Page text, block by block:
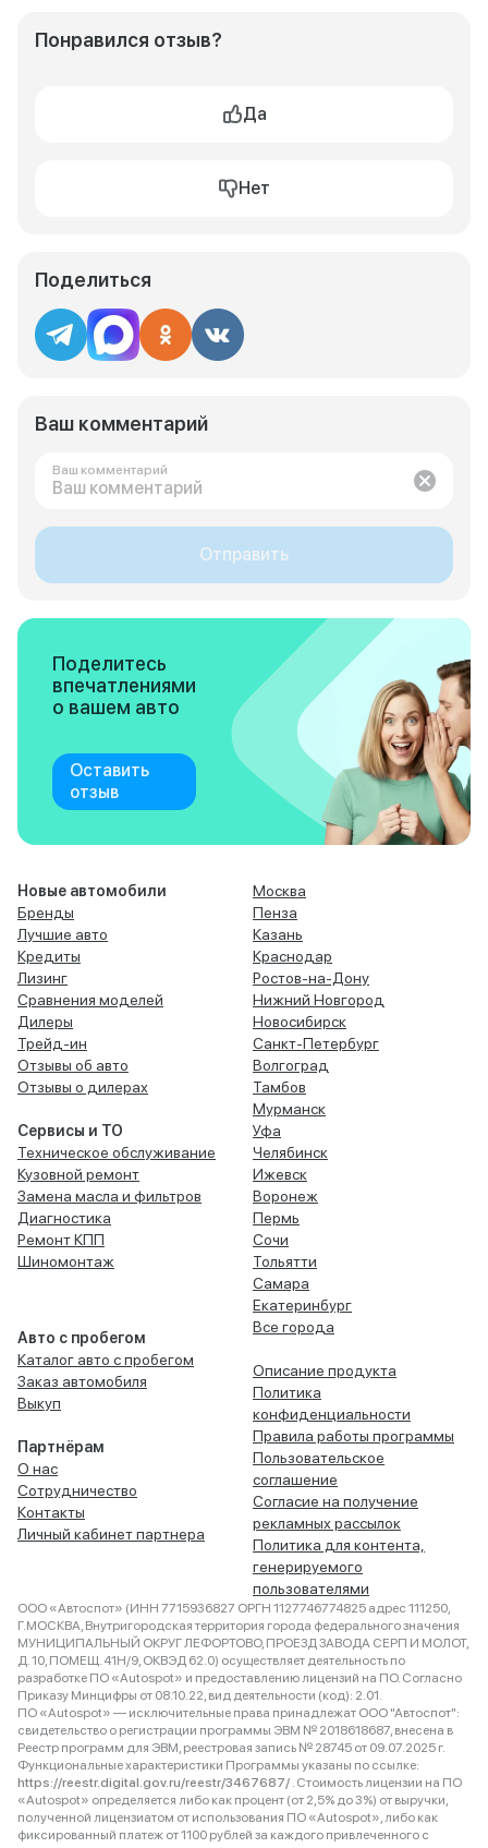
Понравился отзыв?
Да
Нет
Поделиться
Ваш комментарий
Ваш комментарий
Отправить
Поделитесь
впечатлениями
о вашем авто
Оставить
отзыв
Новые автомобили
Бренды
Лучшие авто
Кредиты
Лизинг
Сравнения моделей
Дилеры
Трейд-ин
Отзывы об авто
Отзывы о дилерах
Сервисы и ТО
Техническое обслуживание
Кузовной ремонт
Замена масла и фильтров
Диагностика
Ремонт КПП
Шиномонтаж
Авто с пробегом
Каталог авто с пробегом
Заказ автомобиля
Выкуп
Партнёрам
О нас
Сотрудничество
Контакты
Личный кабинет партнера
Москва
Пенза
Казань
Краснодар
Ростов-на-Дону
Нижний Новгород
Новосибирск
Санкт-Петербург
Волгоград
Тамбов
Мурманск
Уфа
Челябинск
Ижевск
Воронеж
Пермь
Сочи
Тольятти
Самара
Екатеринбург
Все города
Описание продукта
Политика
конфиденциальности
Правила работы программы
Пользовательское
соглашение
Согласие на получение
рекламных рассылок
Политика для контента,
генерируемого
пользователями
ООО «Автоспот» (ИНН 7715936827 ОРГН 1127746774825 адрес 111250,
Г.МОСКВА, Внутригородская территория города федерального значения
МУНИЦИПАЛЬНЫЙ ОКРУГ ЛЕФОРТОВО, ПРОЕЗД ЗАВОДА СЕРП И МОЛОТ,
Д. 10, ПОМЕЩ. 41Н/9, ОКВЭД 62.0) осуществляет деятельность по
разработке ПО «Autospot» и предоставлению лицензий на ПО. Согласно
Приказу Минцифры от 08.10.22, вид деятельности (код): 2.01.
ПО «Autospot» — исключительные права принадлежат ООО "Автоспот":
свидетельство о регистрации программы ЭВМ № 2018618687, внесена в
Реестр программ для ЭВМ, реестровая запись № 28745 от 09.07.2025 г.
Функциональные характеристики Программы указаны по ссылке:
https://reestr.digital.gov.ru/reestr/3467687/ . Стоимость лицензии на ПО
«Autospot» определяется либо как процент (от 2,5% до 3%) от выручки,
полученной лицензиатом от использования ПО «Autospot», либо как
фиксированный платеж от 1100 рублей за каждого привлеченного с